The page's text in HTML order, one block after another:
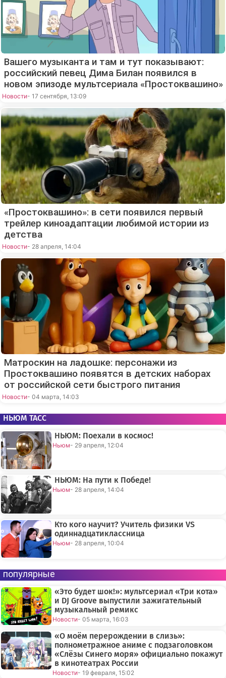
Вашего музыканта и там и тут показывают:
российский певец Дима Билан появился в
новом эпизоде мультсериала «Простоквашино»
Новости- 17 сентября, 13:09
«Простоквашино»: в сети появился первый
трейлер киноадаптации любимой истории из
детства
Новости- 28 апреля, 14:04
Матроскин на ладошке: персонажи из
Простоквашино появятся в детских наборах
от российской сети быстрого питания
Новости- 04 марта, 14:03
НЬЮМ ТАСС
НЬЮМ: Поехали в космос!
Ньюм- 29 апреля, 12:04
НЬЮМ: На пути к Победе!
Ньюм- 28 апреля, 14:04
Кто кого научит? Учитель физики VS
одиннадцатиклассница
Ньюм- 28 апреля, 10:04
популярные
«Это будет шок!»: мультсериал «Три кота»
и DJ Groove выпустили зажигательный
музыкальный ремикс
Новости- 05 марта, 16:03
«О моём перерождении в слизь»:
полнометражное аниме с подзаголовком
«Слёзы Синего моря» официально покажут
в кинотеатрах России
Новости- 19 февраля, 15:02